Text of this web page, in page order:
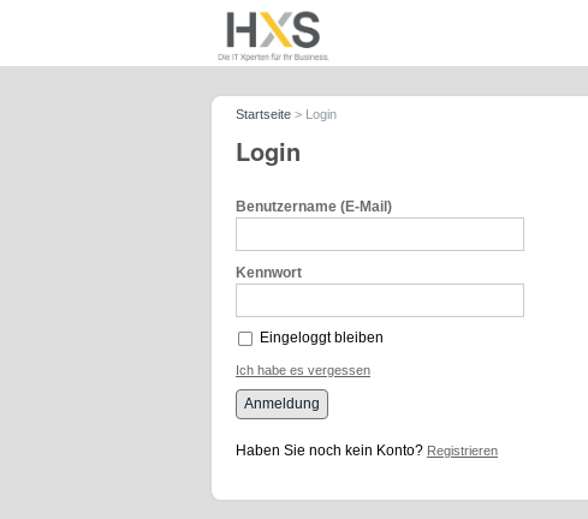
Startseite > Login
Login
Benutzername (E-Mail)
Kennwort
Eingeloggt bleiben
Ich habe es vergessen
Anmeldung
Haben Sie noch kein Konto? Registrieren